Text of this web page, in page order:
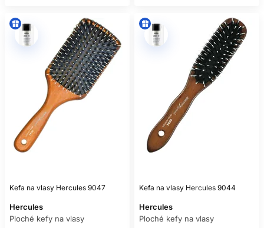
Kefa na vlasy Hercules 9047
Hercules
Ploché kefy na vlasy
Kefa na vlasy Hercules 9044
Hercules
Ploché kefy na vlasy